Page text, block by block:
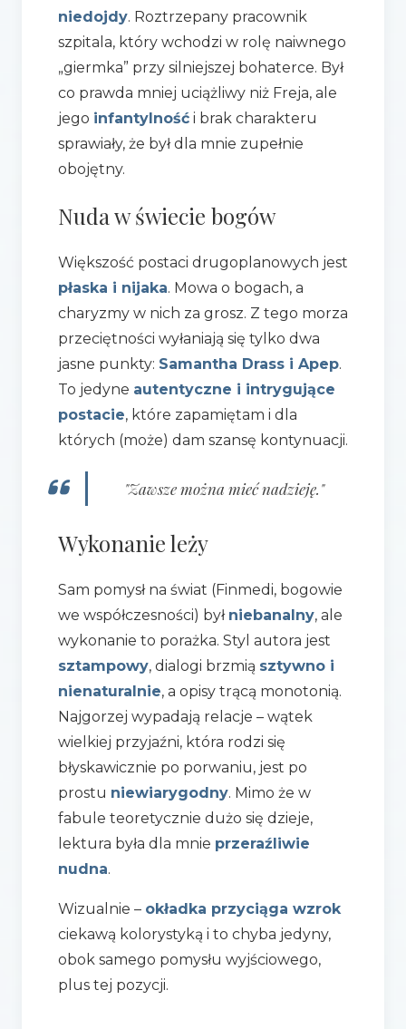
niedojdy. Roztrzepany pracownik
szpitala, który wchodzi w rolę naiwnego
„giermka” przy silniejszej bohaterce. Był
co prawda mniej uciążliwy niż Freja, ale
jego infantylnośći brak charakteru
sprawiały, że był dla mnie zupełnie
obojętny.
Nuda w świecie bogów
Większość postaci drugoplanowych jest
płaska i nijaka. Mowa o bogach, a
charyzmy w nich za grosz. Z tego morza
przeciętności wyłaniają się tylko dwa
jasne punkty: Samantha Drass i Apep.
To jedyne autentyczne i intrygujące
postacie, które zapamiętam i dla
których (może) dam szansę kontynuacji.
"Zawsze można mieć nadzieję."
Wykonanie leży
Sam pomysł na świat (Finmedi, bogowie
we współczesności) był niebanalny, ale
wykonanie to porażka. Styl autora jest
sztampowy, dialogi brzmią sztywno i
nienaturalnie, a opisy trącą monotonią.
Najgorzej wypadają relacje – wątek
wielkiej przyjaźni, która rodzi się
błyskawicznie po porwaniu, jest po
prostu niewiarygodny. Mimo że w
fabule teoretycznie dużo się dzieje,
lektura była dla mnie przeraźliwie
nudna.
Wizualnie – okładka przyciąga wzrok
ciekawą kolorystyką i to chyba jedyny,
obok samego pomysłu wyjściowego,
plus tej pozycji.